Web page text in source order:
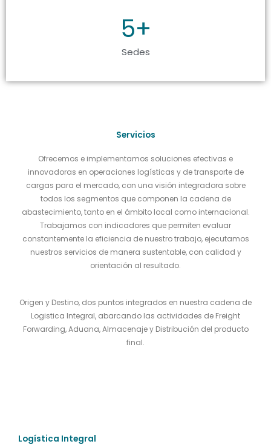
Sedes
5+
Servicios
Ofrecemos e implementamos soluciones efectivas e
innovadoras en operaciones logísticas y de transporte de
cargas para el mercado, con una visión integradora sobre
todos los segmentos que componen la cadena de
abastecimiento, tanto en el ámbito local como internacional.
Trabajamos con indicadores que permiten evaluar
constantemente la eficiencia de nuestro trabajo, ejecutamos
nuestros servicios de manera sustentable, con calidad y
orientación al resultado.
Origen y Destino, dos puntos integrados en nuestra cadena de
Logistica Integral, abarcando las actividades de Freight
Forwarding, Aduana, Almacenaje y Distribución del producto
final.
Logística Integral